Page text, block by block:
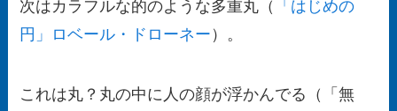
次はカラフルな的のような多重丸（
「はじめの
円」ロベール・ドローネー ）。
これは丸？丸の中に人の顔が浮かんでる（「無